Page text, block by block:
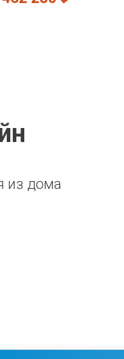
из дома